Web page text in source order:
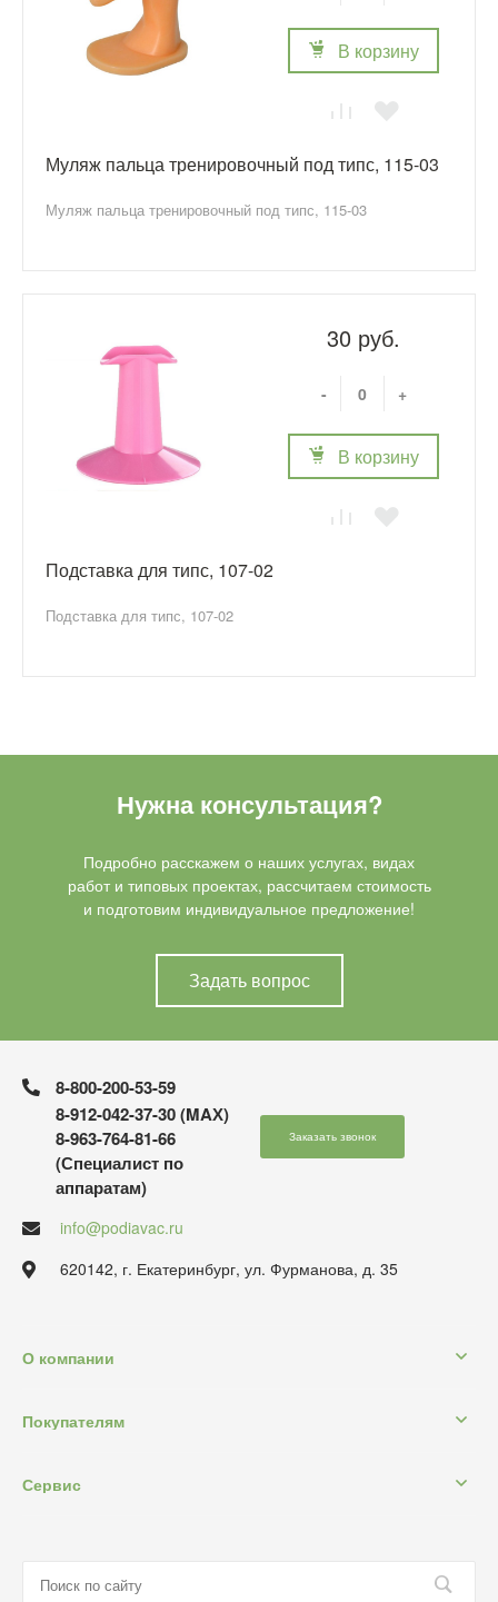
В корзину
Муляж пальца тренировочный под типс, 115-03
Муляж пальца тренировочный под типс, 115-03
30 руб.
- +
В корзину
Подставка для типс, 107-02
Подставка для типс, 107-02
Нужна консультация?
Подробно расскажем о наших услугах, видах
работ и типовых проектах, рассчитаем стоимость
и подготовим индивидуальное предложение!
Задать вопрос
8-800-200-53-59
8-912-042-37-30 (MAХ)
8-963-764-81-66
(Специалист по
аппаратам)
Заказать звонок
info@podiavac.ru
620142, г. Екатеринбург, ул. Фурманова, д. 35
О компании
Покупателям
Сервис